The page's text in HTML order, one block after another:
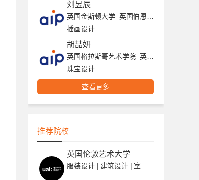
刘昱辰
插画设计
胡喆妍
珠宝设计
查看更多
推荐院校
英国伦敦艺术大学